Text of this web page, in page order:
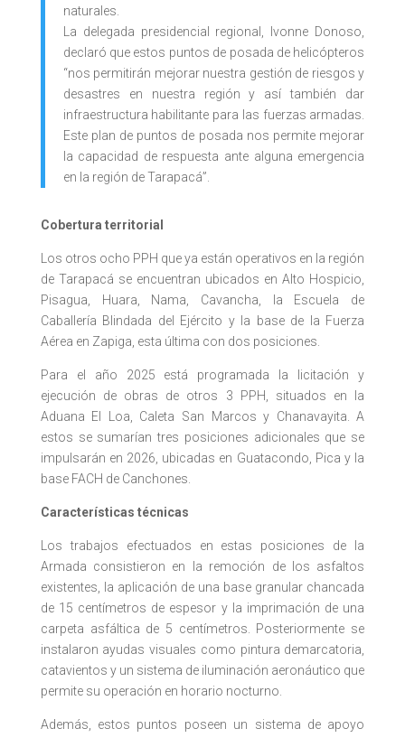
naturales.
La delegada presidencial regional, Ivonne Donoso,
declaró que estos puntos de posada de helicópteros
“nos permitirán mejorar nuestra gestión de riesgos y
desastres en nuestra región y así también dar
infraestructura habilitante para las fuerzas armadas.
Este plan de puntos de posada nos permite mejorar
la capacidad de respuesta ante alguna emergencia
en la región de Tarapacá”.
Cobertura territorial
Los otros ocho PPH que ya están operativos en la región
de Tarapacá se encuentran ubicados en Alto Hospicio,
Pisagua, Huara, Nama, Cavancha, la Escuela de
Caballería Blindada del Ejército y la base de la Fuerza
Aérea en Zapiga, esta última con dos posiciones.
Para el año 2025 está programada la licitación y
ejecución de obras de otros 3 PPH, situados en la
Aduana El Loa, Caleta San Marcos y Chanavayita. A
estos se sumarían tres posiciones adicionales que se
impulsarán en 2026, ubicadas en Guatacondo, Pica y la
base FACH de Canchones.
Características técnicas
Los trabajos efectuados en estas posiciones de la
Armada consistieron en la remoción de los asfaltos
existentes, la aplicación de una base granular chancada
de 15 centímetros de espesor y la imprimación de una
carpeta asfáltica de 5 centímetros. Posteriormente se
instalaron ayudas visuales como pintura demarcatoria,
catavientos y un sistema de iluminación aeronáutico que
permite su operación en horario nocturno.
Además, estos puntos poseen un sistema de apoyo